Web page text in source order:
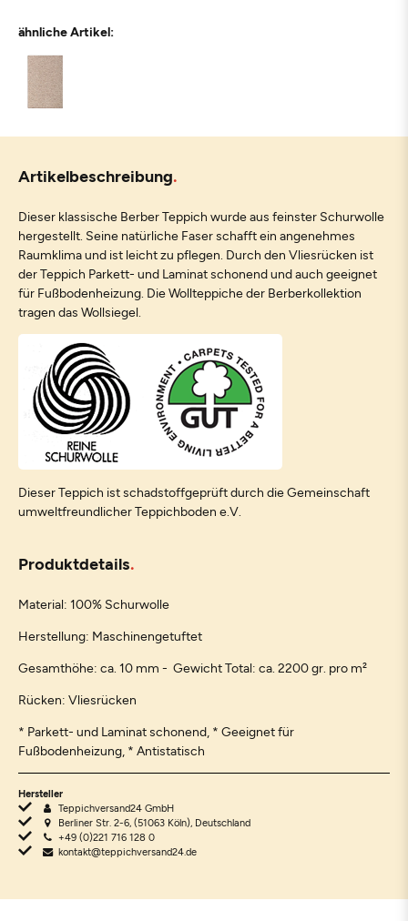
ähnliche Artikel:
Artikelbeschreibung
Dieser klassische Berber Teppich wurde aus feinster Schurwolle
hergestellt. Seine natürliche Faser schafft ein angenehmes
Raumklima und ist leicht zu pflegen. Durch den Vliesrücken ist
der Teppich Parkett- und Laminat schonend und auch geeignet
für Fußbodenheizung. Die Wollteppiche der Berberkollektion
tragen das Wollsiegel.
Dieser Teppich ist schadstoffgeprüft durch die Gemeinschaft
umweltfreundlicher Teppichboden e.V.
Produktdetails
Material: 100% Schurwolle
Herstellung: Maschinengetuftet
Gesamthöhe: ca. 10 mm - Gewicht Total: ca. 2200 gr. pro m²
Rücken: Vliesrücken
* Parkett- und Laminat schonend, * Geeignet für
Fußbodenheizung, * Antistatisch
Hersteller
Teppichversand24 GmbH
Berliner Str. 2-6, (51063 Köln), Deutschland
+49 (0)221 716 128 0
kontakt@teppichversand24.de